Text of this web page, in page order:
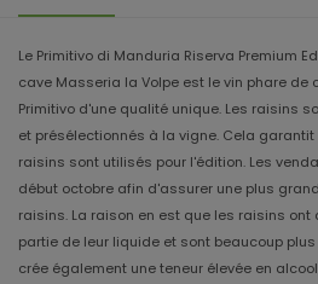
Le Primitivo di Manduria Riserva Premium
cave Masseria la Volpe est le vin phare de
Primitivo d'une qualité unique. Les raisins
et présélectionnés à la vigne. Cela
raisins sont utilisés pour l'édition. Les
début octobre afin d'assurer une plus
raisins. La raison en est que les raisins
partie de leur liquide et sont beaucoup
crée également une teneur élevée en